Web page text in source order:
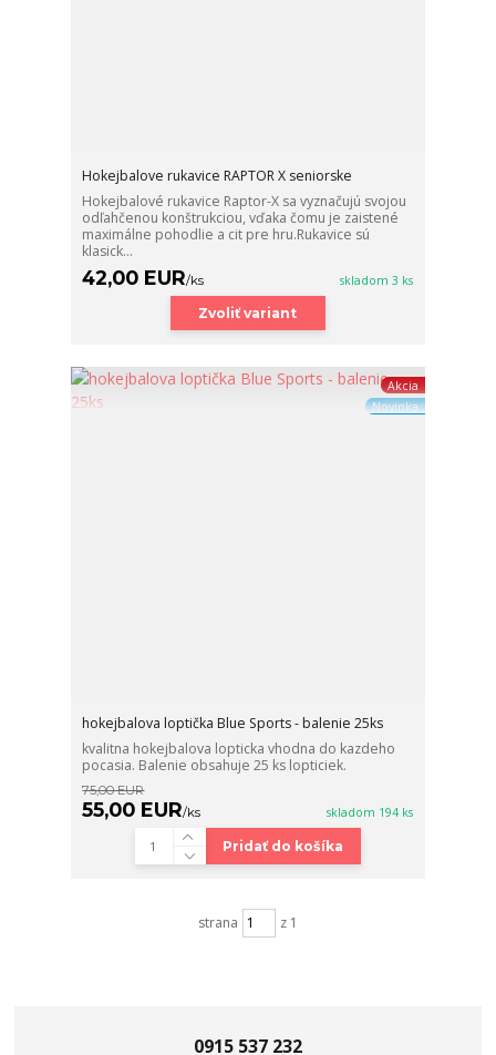
Hokejbalove rukavice RAPTOR X seniorske
Hokejbalové rukavice Raptor-X sa vyznačujú svojou
odľahčenou konštrukciou, vďaka čomu je zaistené
maximálne pohodlie a cit pre hru.Rukavice sú
klasick...
42,00 EUR/ks skladom 3 ks
Zvoliť variant
Akcia
Novinka
hokejbalova loptička Blue Sports - balenie 25ks
kvalitna hokejbalova lopticka vhodna do kazdeho
pocasia. Balenie obsahuje 25 ks lopticiek.
75,00 EUR
55,00 EUR/ks skladom 194 ks
Pridať do košíka
strana z 1
0915 537 232